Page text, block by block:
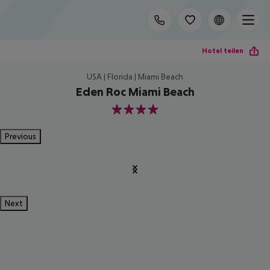
Hotel teilen
USA | Florida | Miami Beach
Eden Roc Miami Beach
4
Previous
Next